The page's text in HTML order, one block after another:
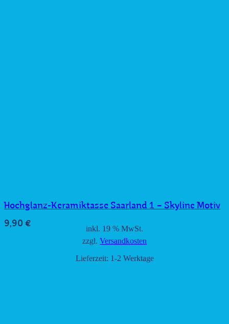
Hochglanz-Keramiktasse Saarland 1 – Skyline Motiv
9,90 €
inkl. 19 % MwSt.
zzgl. Versandkosten
Lieferzeit: 1-2 Werktage